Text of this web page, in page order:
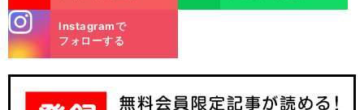
m
Instagramで
フォローする